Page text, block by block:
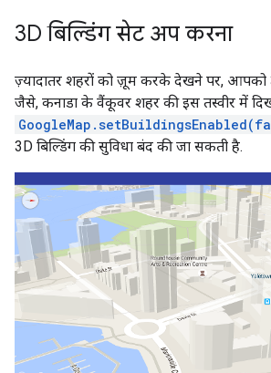
3D बिल्डिंग सेट अप करना
ज़्यादातर शहरों को ज़ूम करके देखने पर, आपको
जैसे, कनाडा के वैंकूवर शहर की इस तस्वीर में
3D बिल्डिंग की सुविधा बंद की जा सकती है.